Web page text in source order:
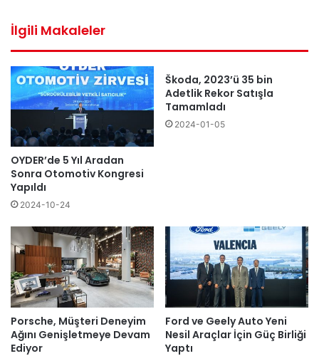
İlgili Makaleler
OYDER’de 5 Yıl Aradan
Sonra Otomotiv Kongresi
Yapıldı
2024-10-24
Škoda, 2023’ü 35 bin
Adetlik Rekor Satışla
Tamamladı
2024-01-05
Porsche, Müşteri Deneyim
Ağını Genişletmeye Devam
Ediyor
Ford ve Geely Auto Yeni
Nesil Araçlar İçin Güç Birliği
Yaptı